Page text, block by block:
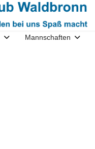
Mannschaften